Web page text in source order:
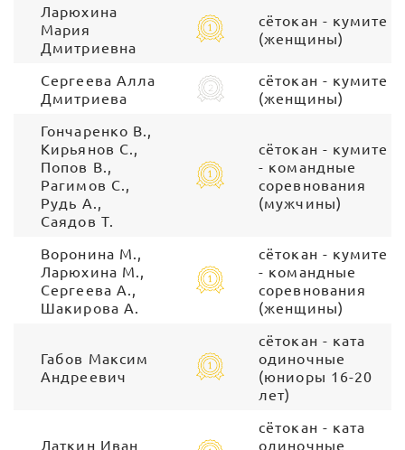
Ларюхина
Мария
Дмитриевна
сётокан - кумите
(женщины)
Сергеева Алла
Дмитриева
сётокан - кумите
(женщины)
Гончаренко В.,
Кирьянов С.,
Попов В.,
Рагимов С.,
Рудь А.,
Саядов Т.
сётокан - кумите
- командные
соревнования
(мужчины)
Воронина М.,
Ларюхина М.,
Сергеева А.,
Шакирова А.
сётокан - кумите
- командные
соревнования
(женщины)
Габов Максим
Андреевич
сётокан - ката
одиночные
(юниоры 16-20
лет)
Латкин Иван
сётокан - ката
одиночные